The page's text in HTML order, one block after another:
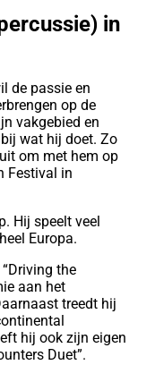
in
de passie en
op de
vakgebied en
wat hij doet. Zo
om met hem op
Festival in
Hij speelt veel
Europa.
the
aan het
treedt hij
hij ook zijn eigen
Duet”.